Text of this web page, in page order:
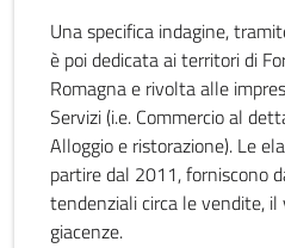
Una specifica indagine,
è poi dedicata ai territori di
Romagna e rivolta alle
Servizi (i.e. Commercio al
Alloggio e ristorazione). Le
partire dal 2011, forniscono
tendenziali circa le vendite, il
giacenze.